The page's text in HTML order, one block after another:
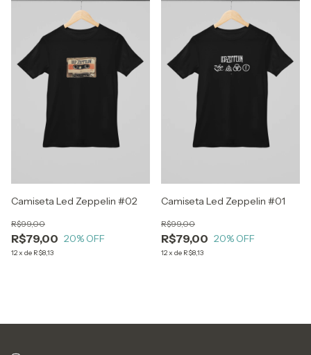
Camiseta Led Zeppelin #02
R$79,00
R$99,00
20% OFF
12x de R$8,13
Camiseta Led Zeppelin #01
R$79,00
R$99,00
20% OFF
12x de R$8,13